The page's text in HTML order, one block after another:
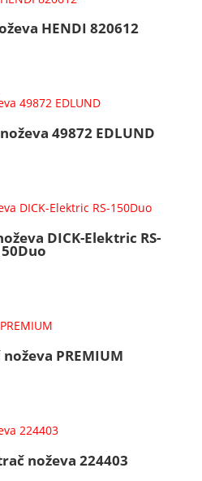
HENDI 820612
49872 EDLUND
DICK-Elektric RS-
PREMIUM
noževa 224403